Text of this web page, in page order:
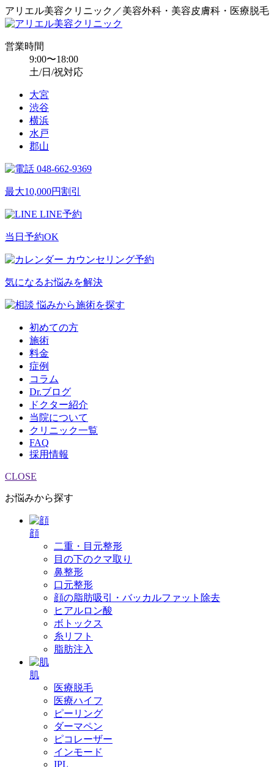
アリエル美容クリニック／美容外科・美容皮膚科・医療脱毛
営業時間
9:00〜18:00
土/日/祝対応
大宮
渋谷
横浜
水戸
郡山
048-662-9369
最大10,000円割引
LINE予約
当日予約OK
カウンセリング予約
気になるお悩みを解決
悩みから施術を探す
初めての方
施術
料金
症例
コラム
Dr.ブログ
ドクター紹介
当院について
クリニック一覧
FAQ
採用情報
CLOSE
お悩みから探す
顔
二重・目元整形
目の下のクマ取り
鼻整形
口元整形
顔の脂肪吸引・バッカルファット除去
ヒアルロン酸
ボトックス
糸リフト
脂肪注入
肌
医療脱毛
医療ハイフ
ピーリング
ダーマペン
ピコレーザー
インモード
IPL